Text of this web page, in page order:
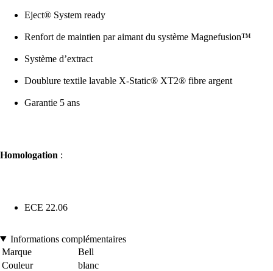
Eject® System ready
Renfort de maintien par aimant du système Magnefusion™
Système d’extract
Doublure textile lavable X-Static® XT2® fibre argent
Garantie 5 ans
Homologation :
ECE 22.06
Informations complémentaires
Marque
Bell
Couleur
blanc